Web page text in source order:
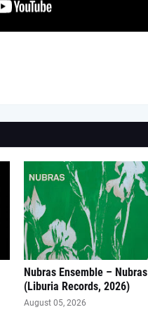
Nubras Ensemble – Nubras
(Liburia Records, 2026)
August 05, 2026